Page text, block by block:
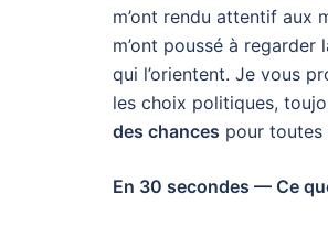
m’ont rendu attentif aux
m’ont poussé à regarder
qui l’orientent. Je vous
les choix politiques,
des chances pour toutes
En 30 secondes — Ce